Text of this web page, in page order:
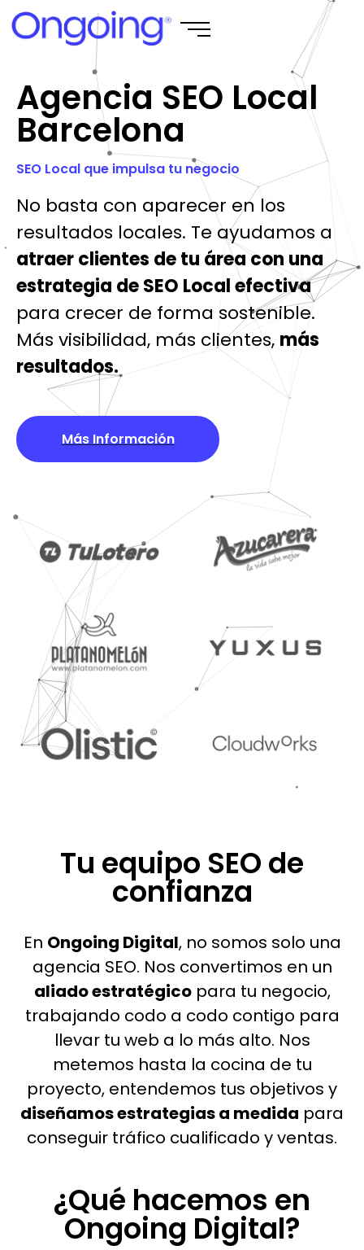
Agencia SEO Local
Barcelona
SEO Local que impulsa tu negocio
No basta con aparecer en los
resultados locales. Te ayudamos a
atraer clientes de tu área con una
estrategia de SEO Local efectiva
para crecer de forma sostenible.
Más visibilidad, más clientes, más
resultados.
Más Información
Tu equipo SEO de
confianza
En Ongoing Digital, no somos solo una
agencia SEO. Nos convertimos en un
aliado estratégicopara tu negocio,
trabajando codo a codo contigo para
llevar tu web a lo más alto. Nos
metemos hasta la cocina de tu
proyecto, entendemos tus objetivos y
diseñamos estrategias a medida para
conseguir tráfico cualificado y ventas.
¿Qué hacemos en
Ongoing Digital?